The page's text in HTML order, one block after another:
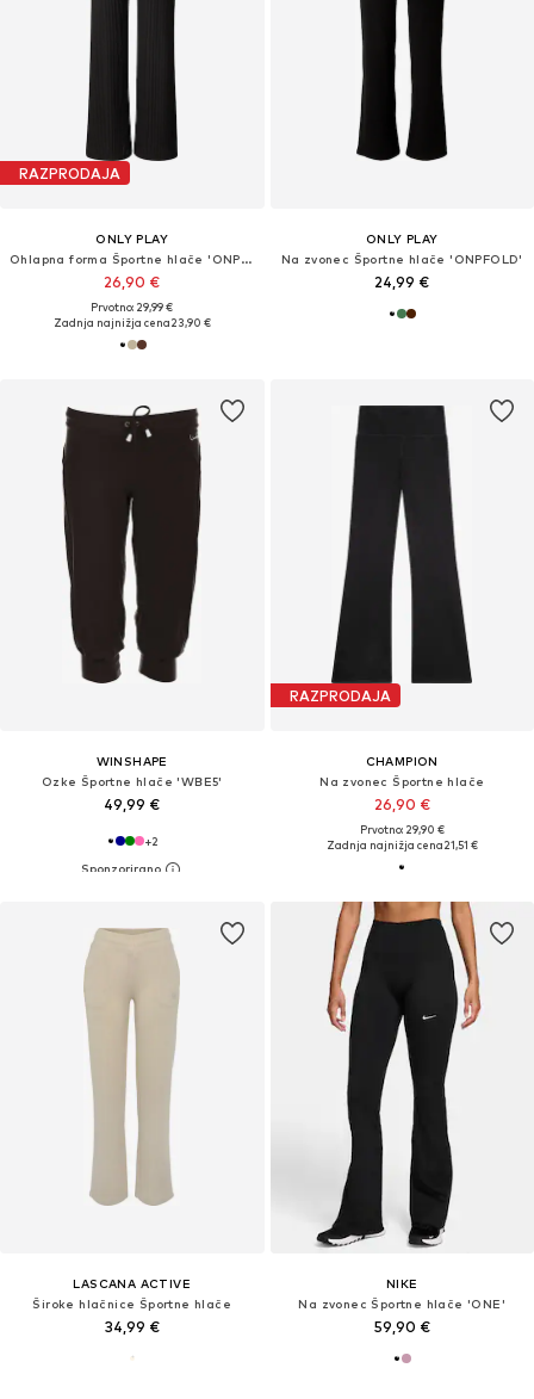
RAZPRODAJA
ONLY PLAY
Ohlapna forma Športne hlače 'ONPSeren'
26,90 €
Prvotno: 29,99 €
Zadnja najnižja cena23,90 €
ONLY PLAY
Na zvonec Športne hlače 'ONPFOLD'
24,99 €
WINSHAPE
Ozke Športne hlače 'WBE5'
49,99 €
+2
RAZPRODAJA
CHAMPION
Na zvonec Športne hlače
26,90 €
Prvotno: 29,90 €
Zadnja najnižja cena21,51 €
LASCANA ACTIVE
Široke hlačnice Športne hlače
34,99 €
NIKE
Na zvonec Športne hlače 'ONE'
59,90 €